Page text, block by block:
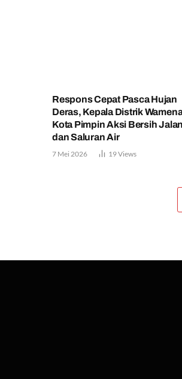
Respons Cepat Pasca Hujan
Deras, Kepala Distrik
Kota Pimpin Aksi Bersih Jalan
dan Saluran Air
7 Mei 2026 19Views